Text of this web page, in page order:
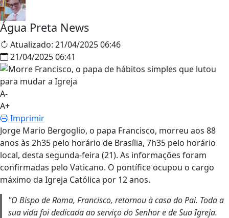
Primeiro
pontífice
latino-
americano
deixa legado
de tolerância e
diálogo.
Promoveu
reformas
importantes,
acolheu
minorias e
priorizou os
pobres.